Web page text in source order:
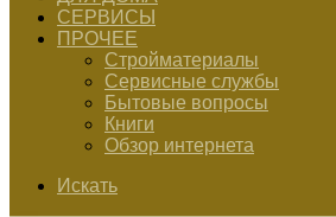
СЕРВИСЫ
ПРОЧЕЕ
Стройматериалы
Сервисные службы
Бытовые вопросы
Книги
Обзор интернета
Искать